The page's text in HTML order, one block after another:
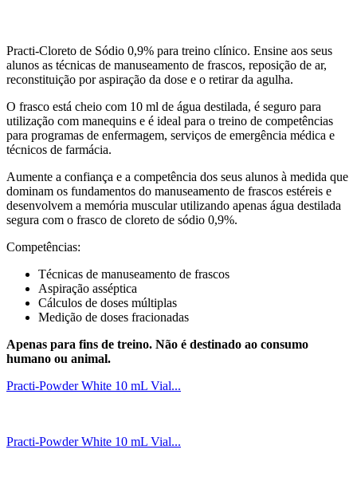
Practi-Cloreto de Sódio 0,9% para treino clínico. Ensine aos seus
alunos as técnicas de manuseamento de frascos, reposição de ar,
reconstituição por aspiração da dose e o retirar da agulha.
O frasco está cheio com 10 ml de água destilada, é seguro para
utilização com manequins e é ideal para o treino de competências
para programas de enfermagem, serviços de emergência médica e
técnicos de farmácia.
Aumente a confiança e a competência dos seus alunos à medida que
dominam os fundamentos do manuseamento de frascos estéreis e
desenvolvem a memória muscular utilizando apenas água destilada
segura com o frasco de cloreto de sódio 0,9%.
Competências:
Técnicas de manuseamento de frascos
Aspiração asséptica
Cálculos de doses múltiplas
Medição de doses fracionadas
Apenas para fins de treino. Não é destinado ao consumo
humano ou animal.
Practi-Powder White 10 mL Vial...
Practi-Powder White 10 mL Vial...